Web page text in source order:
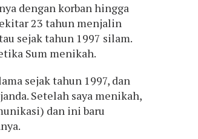
dengan korban hingga
23 tahun menjalin
sejak tahun 1997 silam.
Sum menikah.
sejak tahun 1997, dan
Setelah saya menikah,
dan ini baru